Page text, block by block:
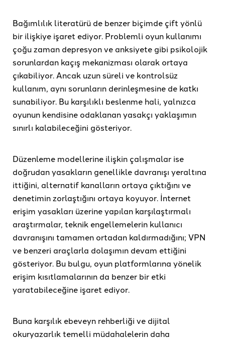
Bağımlılık literatürü de benzer biçimde çift yönlü
bir ilişkiye işaret ediyor. Problemli oyun kullanımı
çoğu zaman depresyon ve anksiyete gibi psikolojik
sorunlardan kaçış mekanizması olarak ortaya
çıkabiliyor. Ancak uzun süreli ve kontrolsüz
kullanım, aynı sorunların derinleşmesine de katkı
sunabiliyor. Bu karşılıklı beslenme hali, yalnızca
oyunun kendisine odaklanan yasakçı yaklaşımın
sınırlı kalabileceğini gösteriyor.
Düzenleme modellerine ilişkin çalışmalar ise
doğrudan yasakların genellikle davranışı yeraltına
ittiğini, alternatif kanalların ortaya çıktığını ve
denetimin zorlaştığını ortaya koyuyor. İnternet
erişim yasakları üzerine yapılan karşılaştırmalı
araştırmalar, teknik engellemelerin kullanıcı
davranışını tamamen ortadan kaldırmadığını; VPN
ve benzeri araçlarla dolaşımın devam ettiğini
gösteriyor. Bu bulgu, oyun platformlarına yönelik
erişim kısıtlamalarının da benzer bir etki
yaratabileceğine işaret ediyor.
Buna karşılık ebeveyn rehberliği ve dijital
okuryazarlık temelli müdahalelerin daha